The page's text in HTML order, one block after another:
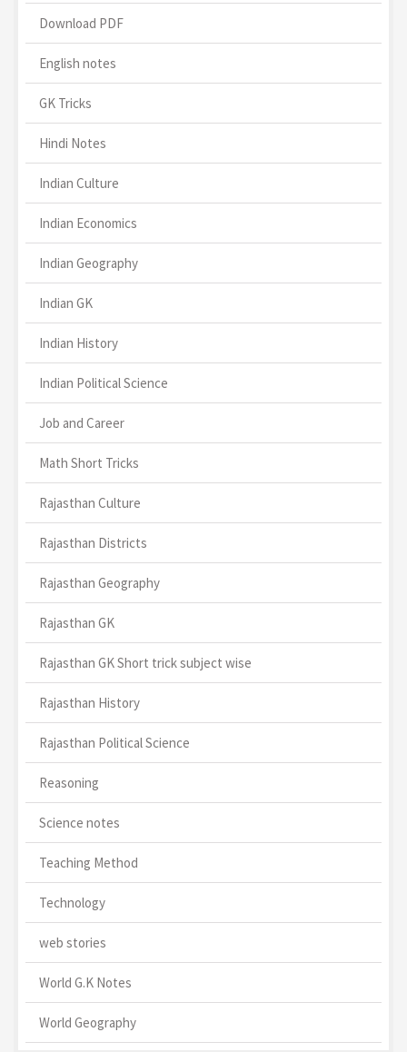
Download PDF
English notes
GK Tricks
Hindi Notes
Indian Culture
Indian Economics
Indian Geography
Indian GK
Indian History
Indian Political Science
Job and Career
Math Short Tricks
Rajasthan Culture
Rajasthan Districts
Rajasthan Geography
Rajasthan GK
Rajasthan GK Short trick subject wise
Rajasthan History
Rajasthan Political Science
Reasoning
Science notes
Teaching Method
Technology
web stories
World G.K Notes
World Geography